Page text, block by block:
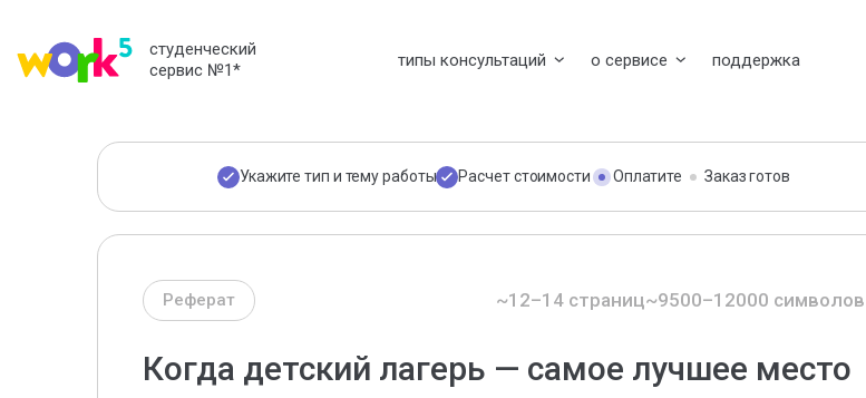
студенческий
сервис №1* типы консультаций о сервисе поддержка
Укажите тип и тему работы Расчет стоимости Оплатите Заказ готов
Реферат ~12–14 страниц~9500–12000 символов
Когда детский лагерь — самое лучшее место